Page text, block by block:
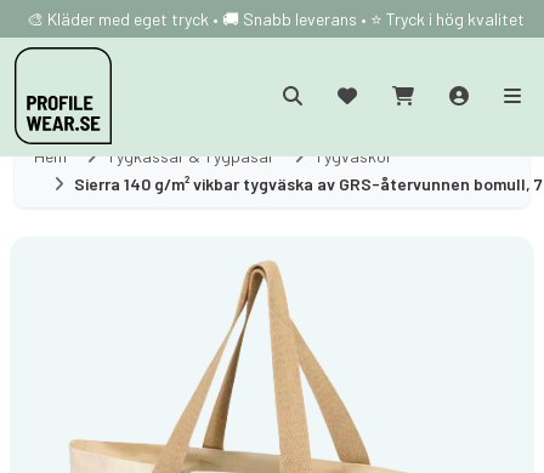
🎨 Kläder med eget tryck • 🚚 Snabb leverans • ⭐ Tryck i hög kvalitet
Hem Tygkassar & Tygpåsar
Tygväskor
Sierra 140 g/m² vikbar tygväska av GRS-återvunnen bomull,